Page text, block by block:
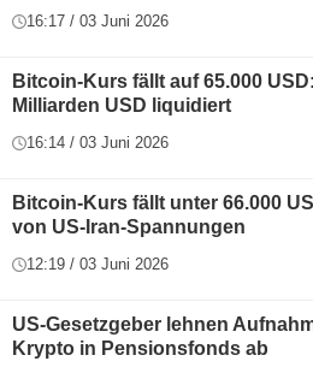
16:17 / 03 Juni 2026
Bitcoin-Kurs fällt auf 65.000
Milliarden USD liquidiert
16:14 / 03 Juni 2026
Bitcoin-Kurs fällt unter 66.000
von US-Iran-Spannungen
12:19 / 03 Juni 2026
US-Gesetzgeber lehnen
Krypto in Pensionsfonds ab